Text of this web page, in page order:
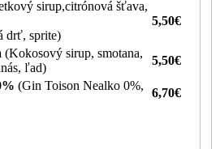
sirup,citrónová šťava,
drť, sprite)
5,50€
(Kokosový sirup, smotana,
ľad)
5,50€
(Gin Toison Nealko 0%,
6,70€